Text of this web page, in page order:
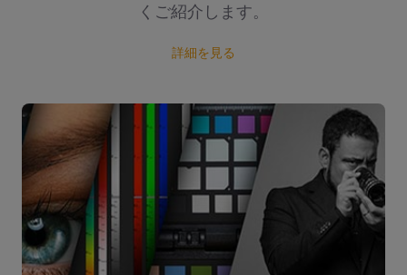
くご紹介します。
詳細を見る